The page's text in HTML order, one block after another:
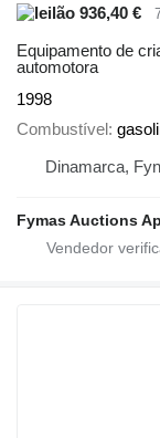
936,40 €
Equipamento de
automotora
1998
Combustível
Dinamarca, Fyn